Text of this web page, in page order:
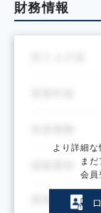
財務情報
より詳細な
ま
会員